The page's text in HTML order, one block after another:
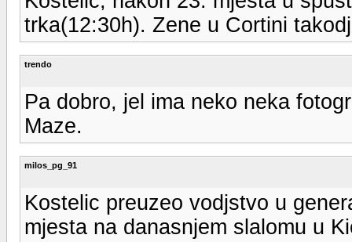
trka(12:30h). Zene u Cortini
trendo
Pa dobro, jel ima neko neka
Maze.
milos_pg_91
Kostelic preuzeo vodjstvo u
mjesta na danasnjem slalomu u